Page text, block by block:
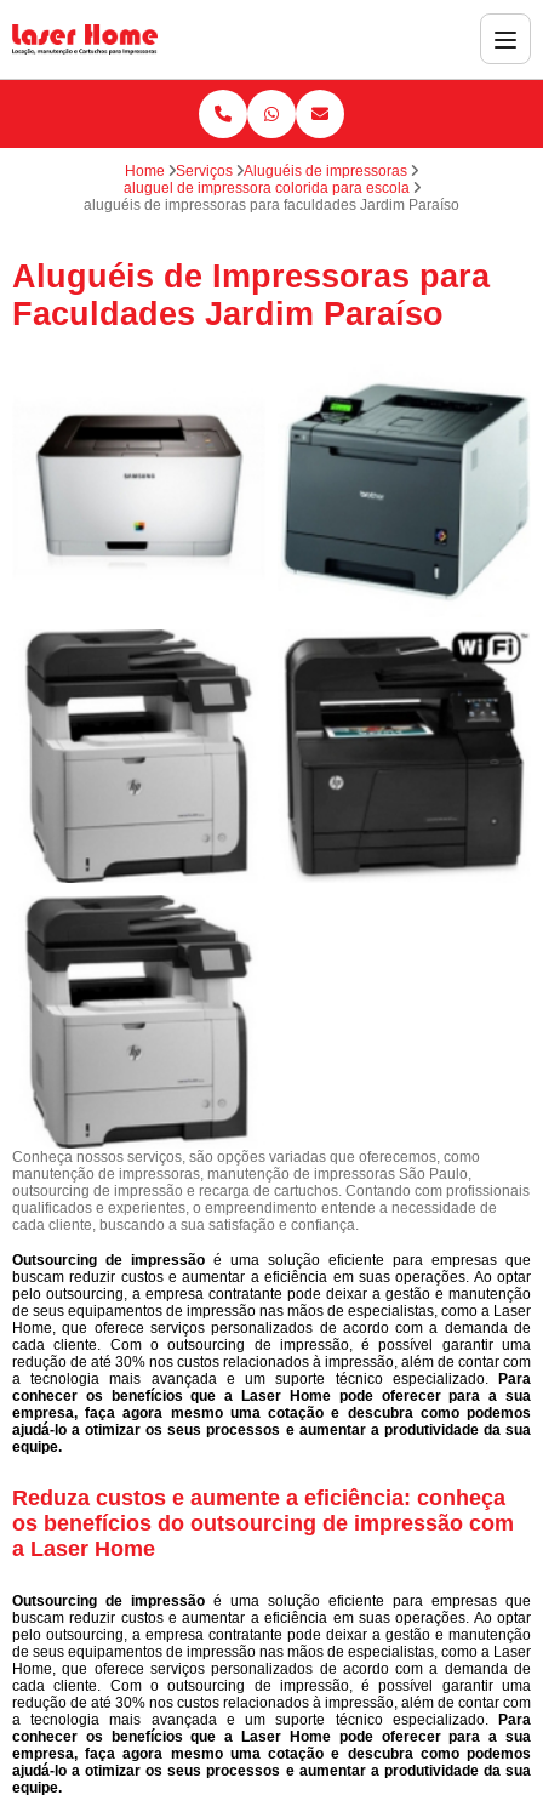
Home Serviços
Aluguéis de impressoras
aluguel de impressora colorida para escola
aluguéis de impressoras para faculdades Jardim Paraíso
Aluguéis de Impressoras para
Faculdades Jardim Paraíso
Conheça nossos serviços, são opções variadas que oferecemos, como
manutenção de impressoras, manutenção de impressoras São Paulo,
outsourcing de impressão e recarga de cartuchos. Contando com profissionais
qualificados e experientes, o empreendimento entende a necessidade de
cada cliente, buscando a sua satisfação e confiança.
Outsourcing de impressão é uma solução eficiente para empresas que
buscam reduzir custos e aumentar a eficiência em suas operações. Ao optar
pelo outsourcing, a empresa contratante pode deixar a gestão e manutenção
de seus equipamentos de impressão nas mãos de especialistas, como a Laser
Home, que oferece serviços personalizados de acordo com a demanda de
cada cliente. Com o outsourcing de impressão, é possível garantir uma
redução de até 30% nos custos relacionados à impressão, além de contar com
a tecnologia mais avançada e um suporte técnico especializado. Para
conhecer os benefícios que a Laser Home pode oferecer para a sua
empresa, faça agora mesmo uma cotação e descubra como podemos
ajudá-lo a otimizar os seus processos e aumentar a produtividade da sua
equipe.
Reduza custos e aumente a eficiência: conheça
os benefícios do outsourcing de impressão com
a Laser Home
Outsourcing de impressão é uma solução eficiente para empresas que
buscam reduzir custos e aumentar a eficiência em suas operações. Ao optar
pelo outsourcing, a empresa contratante pode deixar a gestão e manutenção
de seus equipamentos de impressão nas mãos de especialistas, como a Laser
Home, que oferece serviços personalizados de acordo com a demanda de
cada cliente. Com o outsourcing de impressão, é possível garantir uma
redução de até 30% nos custos relacionados à impressão, além de contar com
a tecnologia mais avançada e um suporte técnico especializado. Para
conhecer os benefícios que a Laser Home pode oferecer para a sua
empresa, faça agora mesmo uma cotação e descubra como podemos
ajudá-lo a otimizar os seus processos e aumentar a produtividade da sua
equipe.